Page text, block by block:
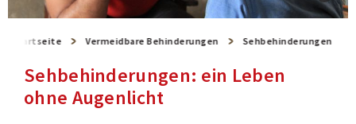
Startseite Vermeidbare Behinderungen Sehbehinderungen
Sehbehinderungen: ein Leben
ohne Augenlicht